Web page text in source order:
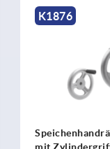
K1876